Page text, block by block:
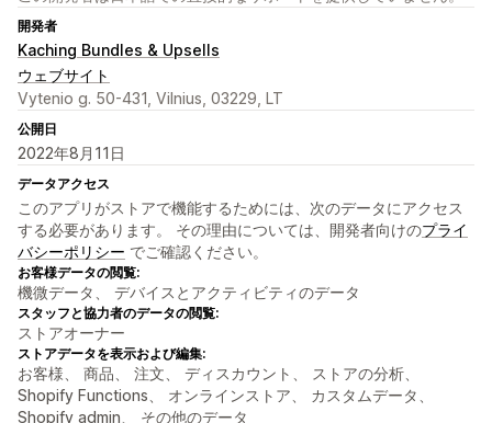
開発者
Kaching Bundles & Upsells
ウェブサイト
Vytenio g. 50-431, Vilnius, 03229, LT
公開日
2022年8月11日
データアクセス
このアプリがストアで機能するためには、次のデータにアクセス
する必要があります。 その理由については、開発者向けのプライ
バシーポリシー でご確認ください。
お客様データの閲覧:
機微データ、 デバイスとアクティビティのデータ
スタッフと協力者のデータの閲覧:
ストアオーナー
ストアデータを表示および編集:
お客様、 商品、 注文、 ディスカウント、 ストアの分析、
Shopify Functions、 オンラインストア、 カスタムデータ、
Shopify admin、 その他のデータ